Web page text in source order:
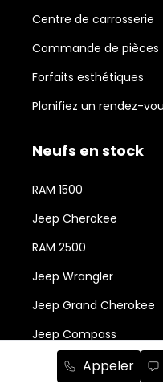
Appeler
Centre de carrosserie
Commande de pièces
Forfaits esthétiques
Planifiez un rendez-
Neufs en stock
RAM 1500
Jeep Cherokee
RAM 2500
Jeep Wrangler
Jeep Grand Cherokee
Jeep Compass
Chrysler Grand Caravan